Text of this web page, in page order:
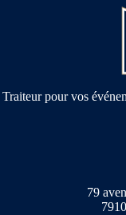
Traiteur pour vos
79